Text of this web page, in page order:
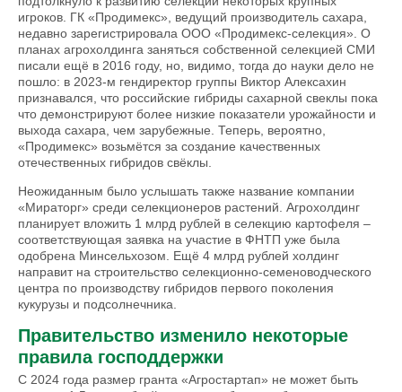
игроков. ГК «Продимекс», ведущий производитель сахара,
недавно зарегистрировала ООО «Продимекс-селекция». О
планах агрохолдинга заняться собственной селекцией СМИ
писали ещё в 2016 году, но, видимо, тогда до науки дело не
пошло: в 2023-м гендиректор группы Виктор Алексахин
признавался, что российские гибриды сахарной свеклы пока
что демонстрируют более низкие показатели урожайности и
выхода сахара, чем зарубежные. Теперь, вероятно,
«Продимекс» возьмётся за создание качественных
отечественных гибридов свёклы.
Неожиданным было услышать также название компании
«Мираторг» среди селекционеров растений. Агрохолдинг
планирует вложить 1 млрд рублей в селекцию картофеля –
соответствующая заявка на участие в ФНТП уже была
одобрена Минсельхозом. Ещё 4 млрд рублей холдинг
направит на строительство селекционно-семеноводческого
центра по производству гибридов первого поколения
кукурузы и подсолнечника.
Правительство изменило некоторые
правила господдержки
С 2024 года размер гранта «Агростартап» не может быть